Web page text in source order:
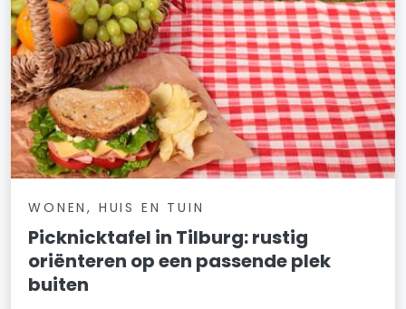
WONEN, HUIS EN TUIN
Picknicktafel in Tilburg: rustig
oriënteren op een passende plek
buiten